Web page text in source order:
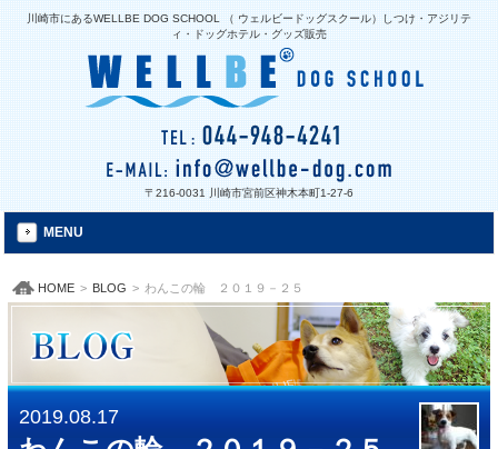
川崎市にあるWELLBE DOG SCHOOL （ ウェルビードッグスクール）しつけ・アジリテ
ィ・ドッグホテル・グッズ販売
〒216-0031 川崎市宮前区神木本町1-27-6
MENU
HOME > BLOG > わんこの輪 ２０１９－２５
2019.08.17